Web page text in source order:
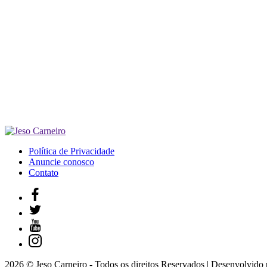
Política de Privacidade
Anuncie conosco
Contato
2026 © Jeso Carneiro - Todos os direitos Reservados | Desenvolvido